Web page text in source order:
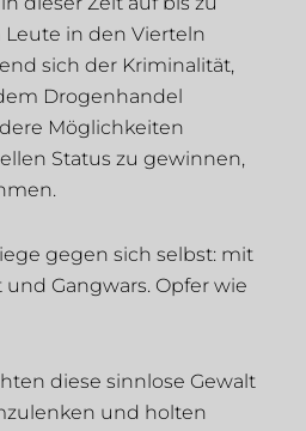
Leute in den Vierteln
sich der Kriminalität,
Drogenhandel
Möglichkeiten
Status zu gewinnen,
gegen sich selbst: mit
Gangwars. Opfer wie
diese sinnlose Gewalt
und holten